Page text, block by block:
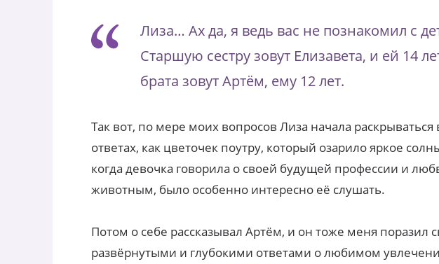
Лиза… Ах да, я ведь вас не познакомил с
Старшую сестру зовут Елизавета, и ей 14
брата зовут Артём, ему 12 лет.
Так вот, по мере моих вопросов Лиза начала раскрываться
ответах, как цветочек поутру, который озарило яркое
когда девочка говорила о своей будущей профессии и
животным, было особенно интересно её слушать.
Потом о себе рассказывал Артём, и он тоже меня поразил
развёрнутыми и глубокими ответами о любимом